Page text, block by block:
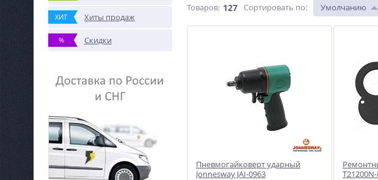
ХИТ Хиты продаж
% Скидки
Товаров: 127 Сортировать по: Умолчанию
Пневмогайковерт ударный
Jonnesway JAI-0963
T21200N-